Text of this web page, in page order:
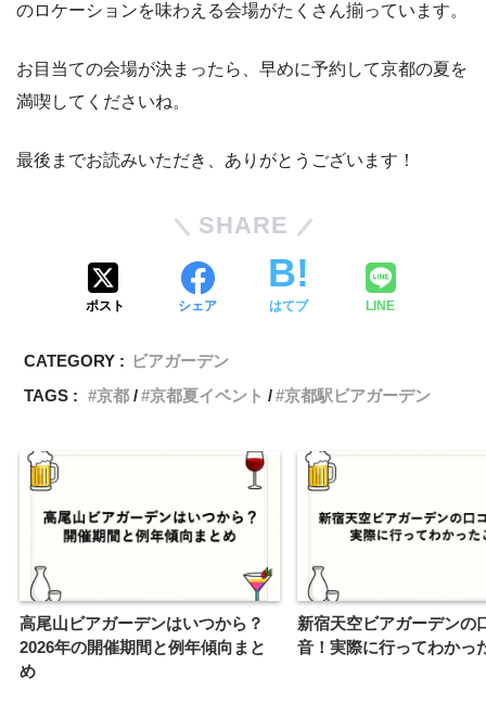
のロケーションを味わえる会場がたくさん揃っています。
お目当ての会場が決まったら、早めに予約して京都の夏を
満喫してくださいね。
最後までお読みいただき、ありがとうございます！
SHARE
ポスト シェア はてブ LINE
CATEGORY : ビアガーデン
TAGS :
京都 京都夏イベント 京都駅ビアガーデン
高尾山ビアガーデンはいつから？
2026年の開催期間と例年傾向まと
め
新宿天空ビアガーデンの
音！実際に行ってわかっ